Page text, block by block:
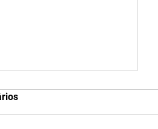
é o tamanho da tela do